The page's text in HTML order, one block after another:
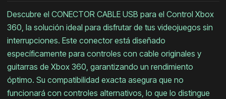
Descubre el CONECTOR CABLE USB para el Control Xbox
360, la solución ideal para disfrutar de tus videojuegos sin
interrupciones. Este conector está diseñado
específicamente para controles con cable originales y
guitarras de Xbox 360, garantizando un rendimiento
óptimo. Su compatibilidad exacta asegura que no
funcionará con controles alternativos, lo que lo distingue